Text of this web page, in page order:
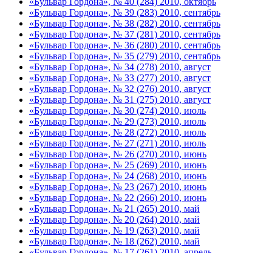
«Бульвар Гордона», № 39 (283) 2010, сентябрь
«Бульвар Гордона», № 38 (282) 2010, сентябрь
«Бульвар Гордона», № 37 (281) 2010, сентябрь
«Бульвар Гордона», № 36 (280) 2010, сентябрь
«Бульвар Гордона», № 35 (279) 2010, сентябрь
«Бульвар Гордона», № 34 (278) 2010, август
«Бульвар Гордона», № 33 (277) 2010, август
«Бульвар Гордона», № 32 (276) 2010, август
«Бульвар Гордона», № 31 (275) 2010, август
«Бульвар Гордона», № 30 (274) 2010, июль
«Бульвар Гордона», № 29 (273) 2010, июль
«Бульвар Гордона», № 28 (272) 2010, июль
«Бульвар Гордона», № 27 (271) 2010, июль
«Бульвар Гордона», № 26 (270) 2010, июнь
«Бульвар Гордона», № 25 (269) 2010, июнь
«Бульвар Гордона», № 24 (268) 2010, июнь
«Бульвар Гордона», № 23 (267) 2010, июнь
«Бульвар Гордона», № 22 (266) 2010, июнь
«Бульвар Гордона», № 21 (265) 2010, май
«Бульвар Гордона», № 20 (264) 2010, май
«Бульвар Гордона», № 19 (263) 2010, май
«Бульвар Гордона», № 18 (262) 2010, май